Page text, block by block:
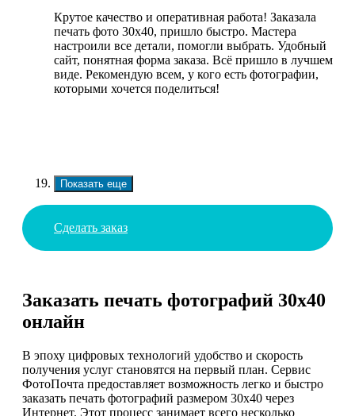
Крутое качество и оперативная работа! Заказала
печать фото 30х40, пришло быстро. Мастера
настроили все детали, помогли выбрать. Удобный
сайт, понятная форма заказа. Всё пришло в лучшем
виде. Рекомендую всем, у кого есть фотографии,
которыми хочется поделиться!
Показать еще
Сделать заказ
Заказать печать фотографий 30х40
онлайн
В эпоху цифровых технологий удобство и скорость
получения услуг становятся на первый план. Сервис
ФотоПочта предоставляет возможность легко и быстро
заказать печать фотографий размером 30х40 через
Интернет. Этот процесс занимает всего несколько